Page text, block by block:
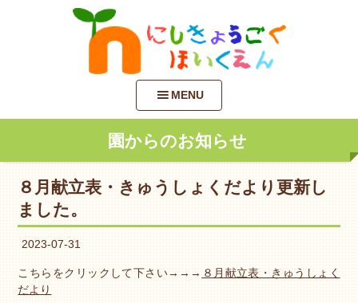
MENU
園からのお知らせ
８月献立表・きゅうしょくだより更新し
ました。
2023-07-31
こちらをクリックして下さい→→→ ８月献立表・きゅうしょく
だより